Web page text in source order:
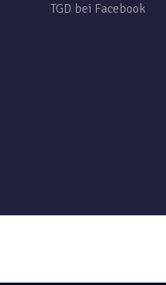
TGD bei Facebook